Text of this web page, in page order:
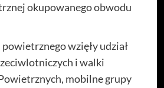
okupowanego obwodu
wzięły udział
i walki
mobilne grupy